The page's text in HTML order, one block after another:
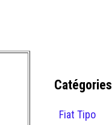
Catégories
Fiat Tipo